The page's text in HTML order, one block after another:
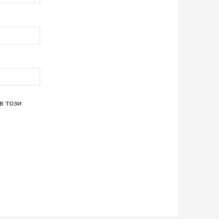
този